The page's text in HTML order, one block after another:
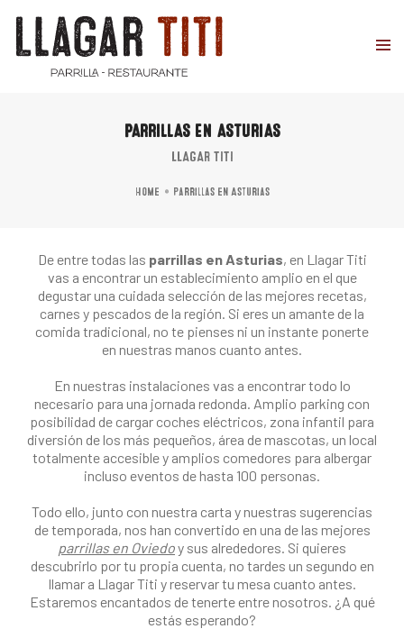
PARRILLAS EN ASTURIAS
LLAGAR TITI
Home Parrillas en Asturias
De entre todas las parrillas en Asturias, en Llagar Titi
vas a encontrar un establecimiento amplio en el que
degustar una cuidada selección de las mejores recetas,
carnes y pescados de la región. Si eres un amante de la
comida tradicional, no te pienses ni un instante ponerte
en nuestras manos cuanto antes.
En nuestras instalaciones vas a encontrar todo lo
necesario para una jornada redonda. Amplio parking con
posibilidad de cargar coches eléctricos, zona infantil para
diversión de los más pequeños, área de mascotas, un local
totalmente accesible y amplios comedores para albergar
incluso eventos de hasta 100 personas.
Todo ello, junto con nuestra carta y nuestras sugerencias
de temporada, nos han convertido en una de las mejores
parrillas en Oviedoy sus alrededores. Si quieres
descubrirlo por tu propia cuenta, no tardes un segundo en
llamar a Llagar Titi y reservar tu mesa cuanto antes.
Estaremos encantados de tenerte entre nosotros. ¿A qué
estás esperando?